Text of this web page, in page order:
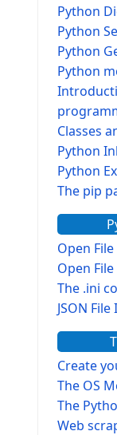
Python
Python
Python
Python
Classes
Python
Python
The pip
Open
Open
The .ini
JSON
Create
The OS
The
Web